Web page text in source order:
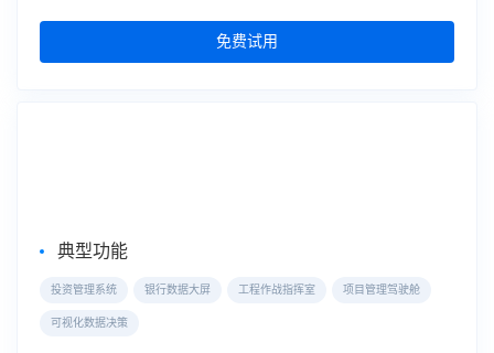
免费试用
典型功能
投资管理系统 银行数据大屏 工程作战指挥室 项目管理驾驶舱
可视化数据决策